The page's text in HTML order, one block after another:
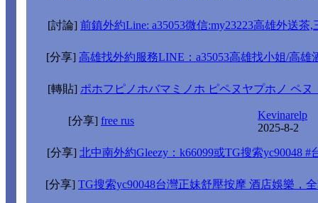
[討論] 前鎮外約Line: a35053微信:my23223高雄外送茶
[分享] 高雄找外約服務LINE：a35053高雄找小姐/高雄
[轉貼] ポホフピノホバマミノホ ピペヌヤプホノ ペヌ
[分享] free rus
Kevinarelp
2025-8-2
[分享] 北中南外約Gleezy：k66099或TG搜索yc90048
[分享] TG搜索yc90048台灣正妹舒壓按摩 酒店娛樂，